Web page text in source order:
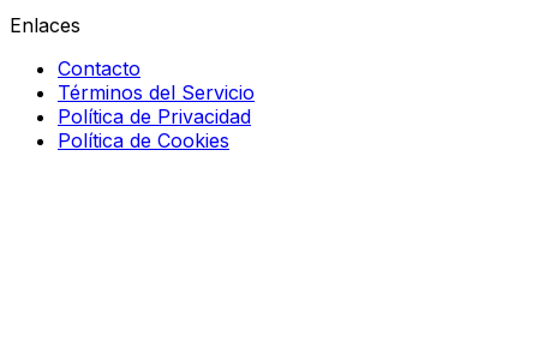
Enlaces
Contacto
Términos del Servicio
Política de Privacidad
Política de Cookies